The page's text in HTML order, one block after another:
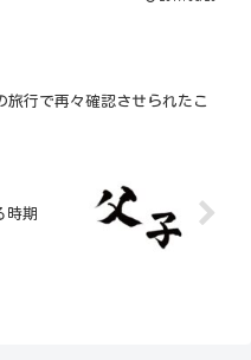
旅行で再々確認させられたこ
時期